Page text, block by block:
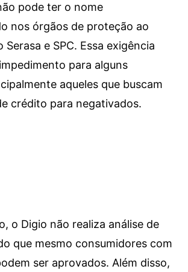
pode ter o nome
nos órgãos de proteção ao
e SPC. Essa exigência
para alguns
aqueles que buscam
crédito para negativados.
o Digio não realiza análise de
que mesmo consumidores com
ser aprovados. Além disso,